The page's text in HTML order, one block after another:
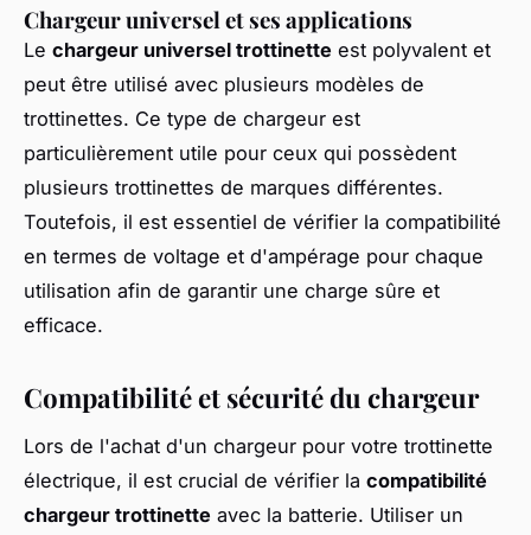
Chargeur universel et ses applications
Le chargeur universel trottinette est polyvalent et
peut être utilisé avec plusieurs modèles de
trottinettes. Ce type de chargeur est
particulièrement utile pour ceux qui possèdent
plusieurs trottinettes de marques différentes.
Toutefois, il est essentiel de vérifier la compatibilité
en termes de voltage et d'ampérage pour chaque
utilisation afin de garantir une charge sûre et
efficace.
Compatibilité et sécurité du chargeur
Lors de l'achat d'un chargeur pour votre trottinette
électrique, il est crucial de vérifier la compatibilité
chargeur trottinette avec la batterie. Utiliser un